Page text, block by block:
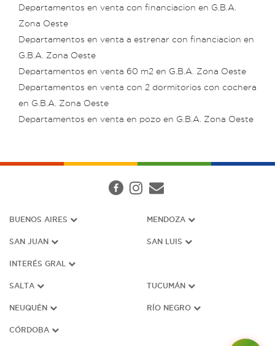
Departamentos en venta con financiacion en G.B.A.
Zona Oeste
Departamentos en venta a estrenar con financiacion en
G.B.A. Zona Oeste
Departamentos en venta 60 m2 en G.B.A. Zona Oeste
Departamentos en venta con 2 dormitorios con cochera
en G.B.A. Zona Oeste
Departamentos en venta en pozo en G.B.A. Zona Oeste
BUENOS AIRES MENDOZA
SAN JUAN SAN LUIS
INTERÉS GRAL
SALTA TUCUMÁN
NEUQUÉN RÍO NEGRO
CÓRDOBA